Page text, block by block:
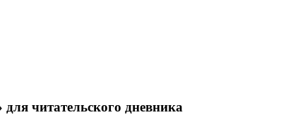
читательского дневника